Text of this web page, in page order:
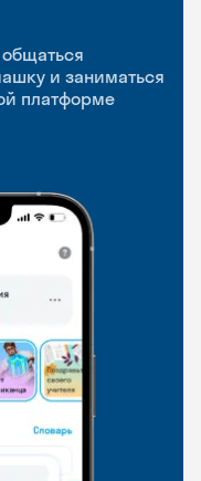
и заниматься
платформе
слова где
практики